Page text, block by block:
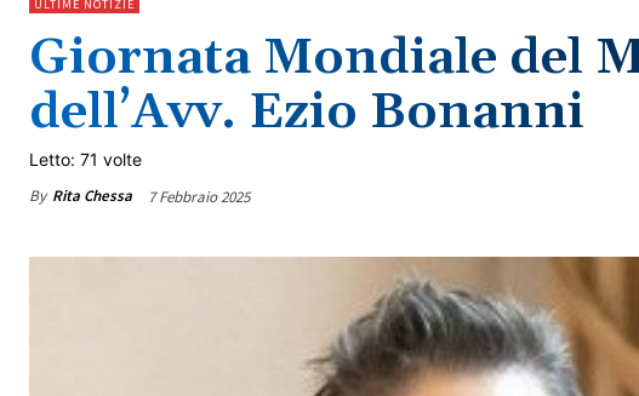
ULTIME NOTIZIE
Giornata Mondiale del
dell’Avv. Ezio Bonanni
Letto: 71 volte
By Rita Chessa 7 Febbraio 2025